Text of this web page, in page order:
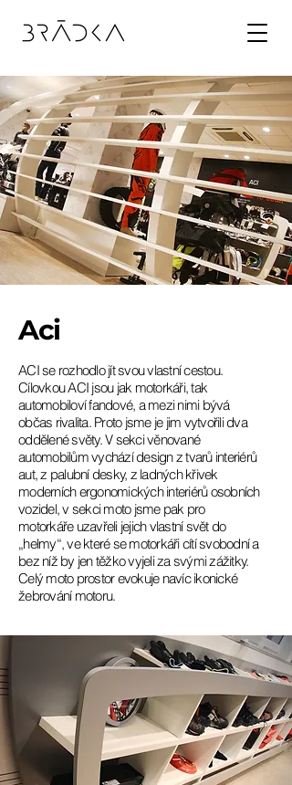
Aci
ACI se rozhodlo jít svou vlastní cestou.
Cílovkou ACI jsou jak motorkáři, tak
automobiloví fandové, a mezi nimi bývá
občas rivalita. Proto jsme je jim vytvořili dva
oddělené světy. V sekci věnované
automobilům vychází design z tvarů interiérů
aut, z palubní desky, z ladných křivek
moderních ergonomických interiérů osobních
vozidel, v sekci moto jsme pak pro
motorkáře uzavřeli jejich vlastní svět do
„helmy“, ve které se motorkáři cítí svobodní a
bez níž by jen těžko vyjeli za svými zážitky.
Celý moto prostor evokuje navíc ikonické
žebrování motoru.